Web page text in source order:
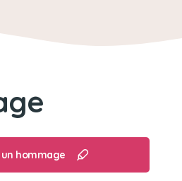
!!! 😀
la patte, faire KO. Manger
un hommage